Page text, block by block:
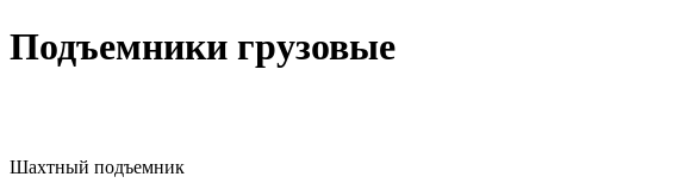
Подъемники грузовые
Шахтный подъемник